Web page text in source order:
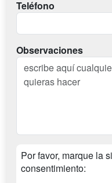
Teléfono
Observaciones
Por favor, marque la
consentimiento: